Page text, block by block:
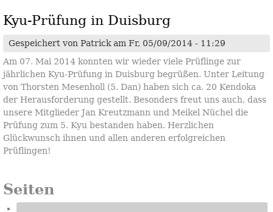
Kyu-Prüfung in Duisburg
Gespeichert von Patrickam Fr, 05/09/2014 - 11:29
Am 07. Mai 2014 konnten wir wieder viele Prüflinge zur
jährlichen Kyu-Prüfung in Duisburg begrüßen. Unter Leitung
von Thorsten Mesenholl (5. Dan) haben sich ca. 20 Kendoka
der Herausforderung gestellt. Besonders freut uns auch, dass
unsere Mitglieder Jan Kreutzmann und Meikel Nüchel die
Prüfung zum 5. Kyu bestanden haben. Herzlichen
Glückwunsch ihnen und allen anderen erfolgreichen
Prüflingen!
Seiten